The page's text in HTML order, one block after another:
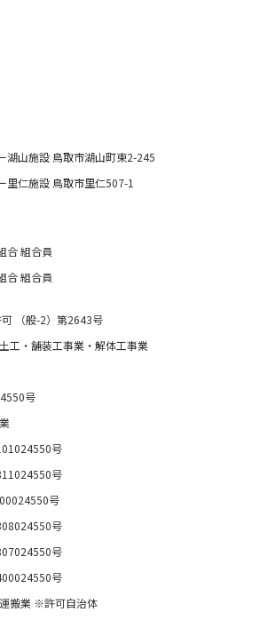
湖山施設 鳥取市湖山町東2-245
里仁施設 鳥取市里仁507-1
合 組合員
合 組合員
（般-2）第2643号
工・舗装工事業・解体工事業
号
号
号
号
号
号
号
搬業 ※許可自治体